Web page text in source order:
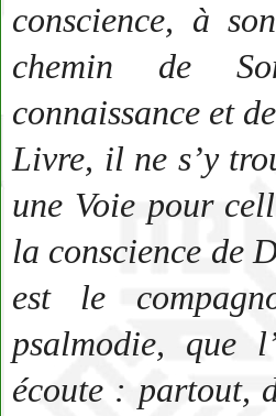
conscience, à
chemin de
connaissance et
Livre, il ne s’y
une Voie pour
la conscience de
est le
psalmodie, que
écoute : partout,